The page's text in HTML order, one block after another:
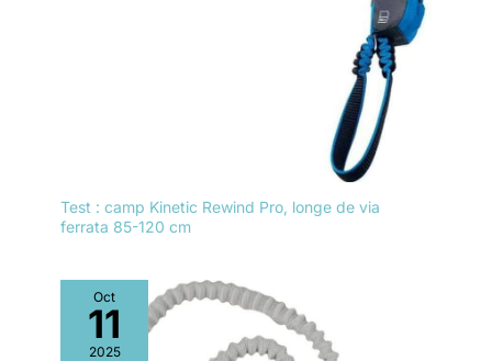
Test : camp Kinetic Rewind Pro, longe de via
ferrata 85-120 cm
Oct
11
2025